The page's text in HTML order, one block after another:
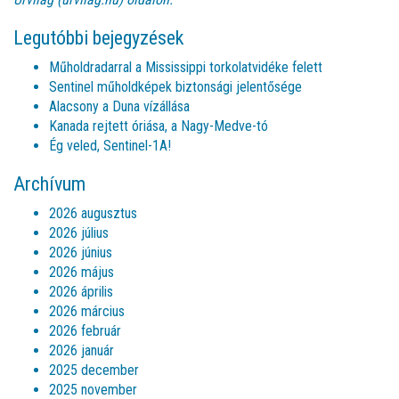
Legutóbbi bejegyzések
Műholdradarral a Mississippi torkolatvidéke felett
Sentinel műholdképek biztonsági jelentősége
Alacsony a Duna vízállása
Kanada rejtett óriása, a Nagy-Medve-tó
Ég veled, Sentinel-1A!
Archívum
2026 augusztus
2026 július
2026 június
2026 május
2026 április
2026 március
2026 február
2026 január
2025 december
2025 november